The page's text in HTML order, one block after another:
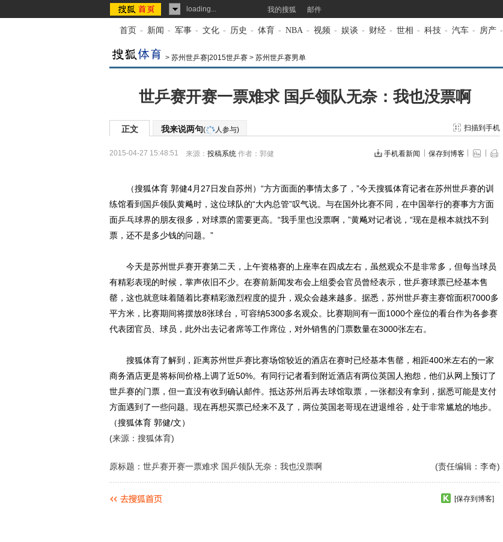
loading... 我的搜狐 邮件
首页 - 新闻 - 军事 - 文化 - 历史 - 体育 - NBA - 视频 - 娱谈 - 财经 - 世相 - 科技 - 汽车 - 房产 -
> 苏州世乒赛|2015世乒赛 > 苏州世乒赛男单
世乒赛开赛一票难求 国乒领队无奈：我也没票啊
正文 我来说两句( 人参与) 扫描到手机
2015-04-27 15:48:51 来源： 投稿系统 作者：郭健 手机看新闻 保存到博客
（搜狐体育 郭健4月27日发自苏州）“方方面面的事情太多了，”今天搜狐体育记者在苏州世乒赛的训
练馆看到国乒领队黄飚时，这位球队的“大内总管”叹气说。与在国外比赛不同，在中国举行的赛事方方面
面乒乓球界的朋友很多，对球票的需要更高。“我手里也没票啊，”黄飚对记者说，“现在是根本就找不到
票，还不是多少钱的问题。”
今天是苏州世乒赛开赛第二天，上午资格赛的上座率在四成左右，虽然观众不是非常多，但每当球员
有精彩表现的时候，掌声依旧不少。在赛前新闻发布会上组委会官员曾经表示，世乒赛球票已经基本售
罄，这也就意味着随着比赛精彩激烈程度的提升，观众会越来越多。据悉，苏州世乒赛主赛馆面积7000多
平方米，比赛期间将摆放8张球台，可容纳5300多名观众。比赛期间有一面1000个座位的看台作为各参赛
代表团官员、球员，此外出去记者席等工作席位，对外销售的门票数量在3000张左右。
搜狐体育了解到，距离苏州世乒赛比赛场馆较近的酒店在赛时已经基本售罄，相距400米左右的一家
商务酒店更是将标间价格上调了近50%。有同行记者看到附近酒店有两位英国人抱怨，他们从网上预订了
世乒赛的门票，但一直没有收到确认邮件。抵达苏州后再去球馆取票，一张都没有拿到，据悉可能是支付
方面遇到了一些问题。现在再想买票已经来不及了，两位英国老哥现在进退维谷，处于非常尴尬的地步。
（搜狐体育 郭健/文）
(来源：搜狐体育)
(责任编辑：李奇)
原标题：世乒赛开赛一票难求 国乒领队无奈：我也没票啊
[保存到博客]